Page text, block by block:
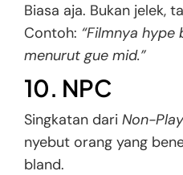
Biasa aja. Bukan jelek,
Contoh: “Filmnya hype
menurut gue mid.”
10. NPC
Singkatan dari Non-
nyebut orang yang
bland.